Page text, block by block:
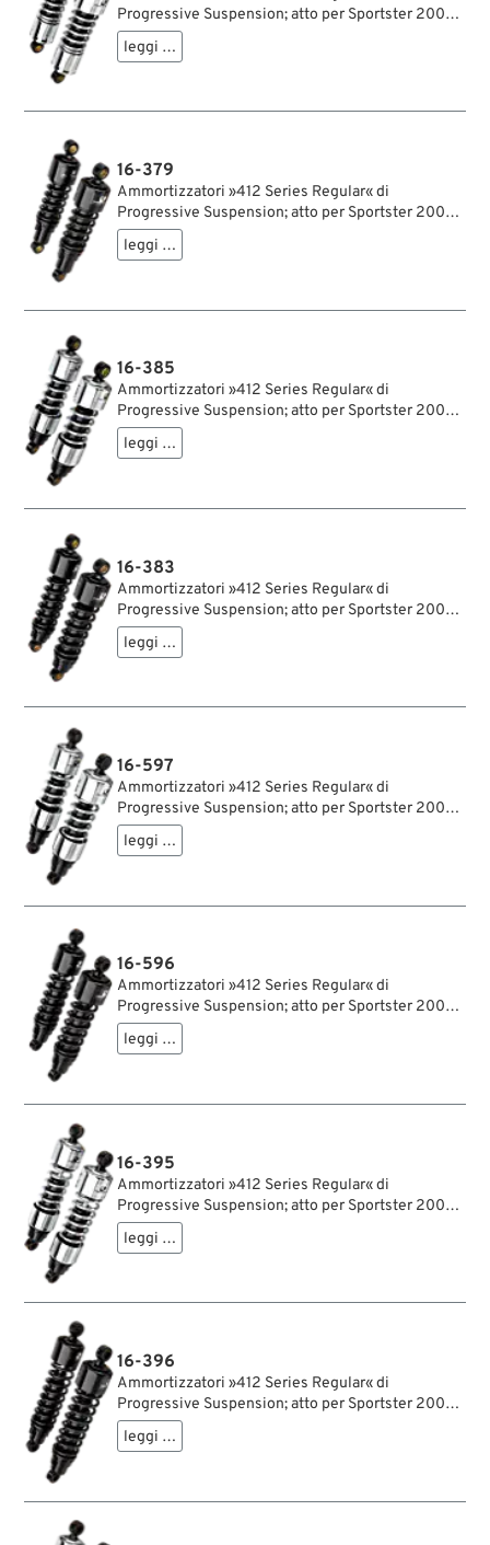
Progressive Suspension; atto per Sportster 2004-
2020; acciaio / acciaio per molle, cromato;
lunghezza: 280 mm; ochiello del amortizzatore:
leggi …
16-379
Ammortizzatori »412 Series Regular« di
Progressive Suspension; atto per Sportster 2004-
2020; acciaio / acciaio per molle, nero, rivestito a
polvere; lunghezza: 280 mm; ochiello del
ammortizzatori; certificato; peso lordo: 4 kg
leggi …
16-385
Ammortizzatori »412 Series Regular« di
Progressive Suspension; atto per Sportster 2004-
2020; acciaio / acciaio per molle, cromato;
lunghezza: 292 mm; ochiello del amortizzatore:
rimpiazza OEM HD 54566-04; certificato; peso
leggi …
16-383
Ammortizzatori »412 Series Regular« di
Progressive Suspension; atto per Sportster 2004-
2020; acciaio / acciaio per molle, nero, rivestito a
polvere; lunghezza: 292 mm; ochiello del
leggi …
16-597
Ammortizzatori »412 Series Regular« di
Progressive Suspension; atto per Sportster 2004-
2020; acciaio / acciaio per molle, cromato;
lunghezza: 305 mm; ochiello del amortizzatore:
certificato; peso lordo: 4.23 kg
leggi …
16-596
Ammortizzatori »412 Series Regular« di
Progressive Suspension; atto per Sportster 2004-
2020; acciaio / acciaio per molle, nero, rivestito a
polvere; lunghezza: 305 mm; ochiello del
ammortizzatori; certificato; peso lordo: 4.1 kg
leggi …
16-395
Ammortizzatori »412 Series Regular« di
Progressive Suspension; atto per Sportster 2004-
2020; acciaio / acciaio per molle, cromato;
lunghezza: 318 mm; ochiello del amortizzatore:
leggi …
16-396
Ammortizzatori »412 Series Regular« di
Progressive Suspension; atto per Sportster 2004-
2020; acciaio / acciaio per molle, nero, rivestito a
polvere; lunghezza: 330 mm; ochiello del
ammortizzatori; rimpiazza OEM HD 54568-04;
leggi …